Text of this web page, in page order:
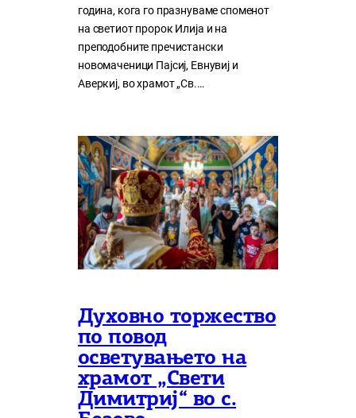
година, кога го празнуваме споменот
на светиот пророк Илија и на
преподобните пречистански
новомаченици Пајсиј, Евнувиј и
Аверкиј, во храмот „Св.…
Духовно торжество
по повод
осветувањето на
храмот „Свети
Димитриј“ во с.